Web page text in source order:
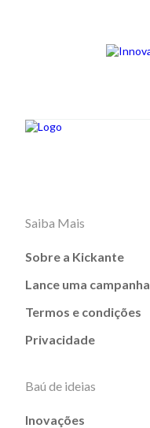
Saiba Mais
Sobre a Kickante
Lance uma campanha
Termos e condições
Privacidade
Baú de ideias
Inovações